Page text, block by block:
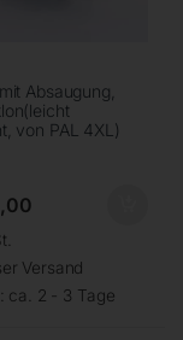
Absaugung,
von PAL 4XL)
Versand
ca. 2 - 3 Tage